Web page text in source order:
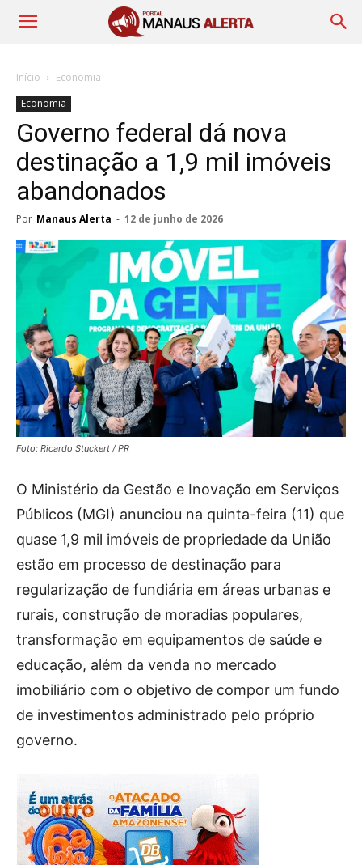
Início
Economia
Economia
Governo federal dá nova
destinação a 1,9 mil imóveis
abandonados
Por Manaus Alerta - 12 de junho de 2026
Foto: Ricardo Stuckert / PR
O Ministério da Gestão e Inovação em Serviços
Públicos (MGI) anunciou na quinta-feira (11) que
quase 1,9 mil imóveis de propriedade da União
estão em processo de destinação para
regularização de fundiária em áreas urbanas e
rurais, construção de moradias populares,
transformação em equipamentos de saúde e
educação, além da venda no mercado
imobiliário com o objetivo de compor um fundo
de investimentos administrado pelo próprio
governo.